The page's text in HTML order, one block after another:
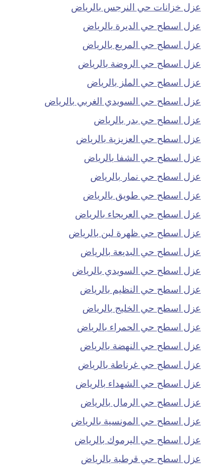
عزل خزانات حي النرجس بالرياض
عزل اسطح حي الديرة بالرياض
عزل اسطح حي المربع بالرياض
عزل اسطح حي الروضة بالرياض
عزل اسطح حي الملز بالرياض
عزل اسطح حي السويدي الغربي بالرياض
عزل اسطح حي بدر بالرياض
عزل اسطح حي العزيزية بالرياض
عزل اسطح حي الشفا بالرياض
عزل اسطح حي نمار بالرياض
عزل اسطح حي طويق بالرياض
عزل اسطح حي العريجاء بالرياض
عزل اسطح حي ظهرة لبن بالرياض
عزل اسطح حي البديعة بالرياض
عزل اسطح حي السويدي بالرياض
عزل اسطح حي النظيم بالرياض
عزل اسطح حي الخليج بالرياض
عزل اسطح حي الحمراء بالرياض
عزل اسطح حي النهضة بالرياض
عزل اسطح حي غرناطة بالرياض
عزل اسطح حي الشهداء بالرياض
عزل اسطح حي الرمال بالرياض
عزل اسطح حي المونسية بالرياض
عزل اسطح حي اليرموك بالرياض
عزل اسطح حي قرطبة بالرياض